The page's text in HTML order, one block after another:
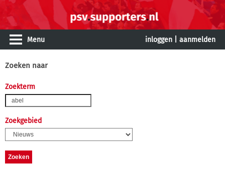
Menu inloggen aanmelden
Zoeken naar
Zoekterm
Zoekgebied